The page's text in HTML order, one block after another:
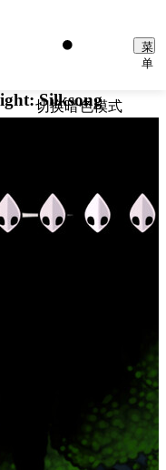
切换暗色模式
菜
单
Silksong